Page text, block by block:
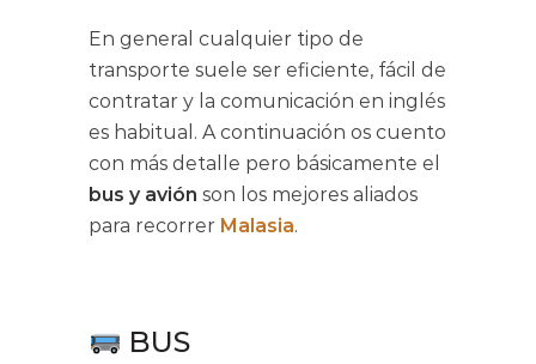
En general cualquier tipo de
transporte suele ser eficiente, fácil de
contratar y la comunicación en inglés
es habitual. A continuación os cuento
con más detalle pero básicamente el
bus y avión son los mejores aliados
para recorrer Malasia.
BUS